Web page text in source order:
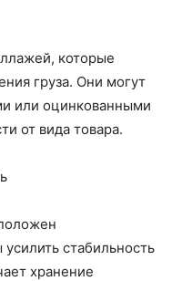
которые
груза. Они могут
или оцинкованными
от вида товара.
стабильность
хранение